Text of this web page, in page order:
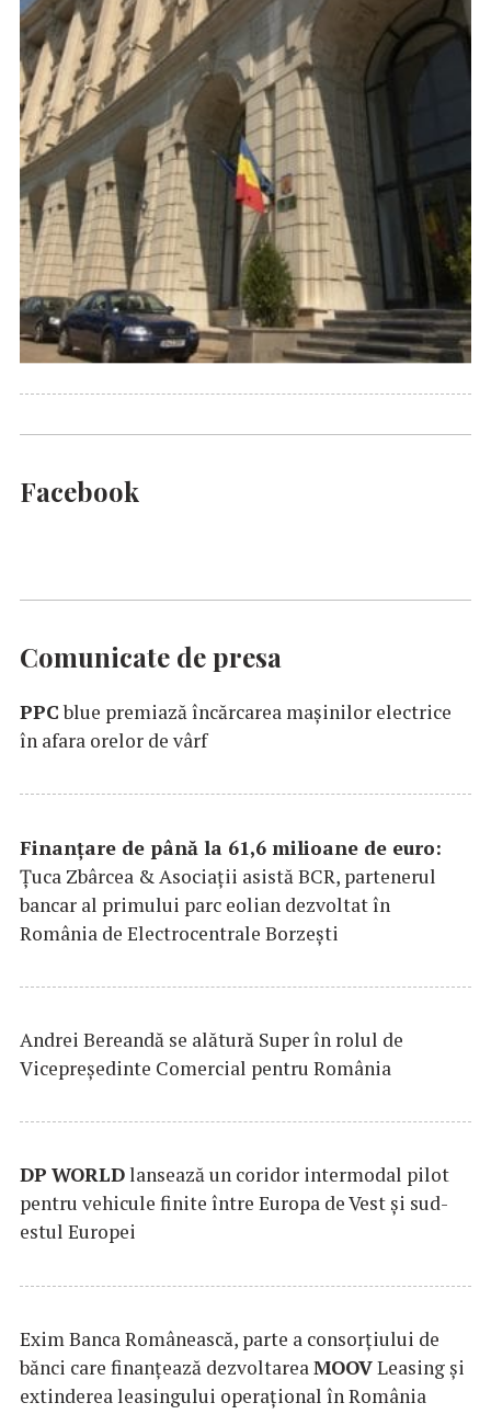
Facebook
Comunicate de presa
PPCblue premiază încărcarea maşinilor electrice
în afara orelor de vârf
Finanțare de până la 61,6 milioane de euro:
Țuca Zbârcea & Asociații asistă BCR, partenerul
bancar al primului parc eolian dezvoltat în
România de Electrocentrale Borzești
Andrei Bereandă se alătură Super în rolul de
Vicepreședinte Comercial pentru România
DP WORLDlansează un coridor intermodal pilot
pentru vehicule finite între Europa de Vest și sud-
estul Europei
Exim Banca Românească, parte a consorțiului de
bănci care finanțează dezvoltareaMOOVLeasing și
extinderea leasingului operațional în România